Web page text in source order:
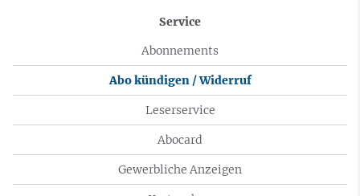
Service
Abonnements
Abo kündigen / Widerruf
Leserservice
Abocard
Gewerbliche Anzeigen